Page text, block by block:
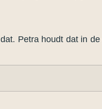
Petra houdt dat in